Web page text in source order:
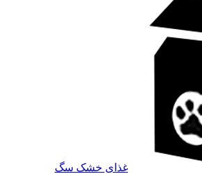
غذای خشک سگ